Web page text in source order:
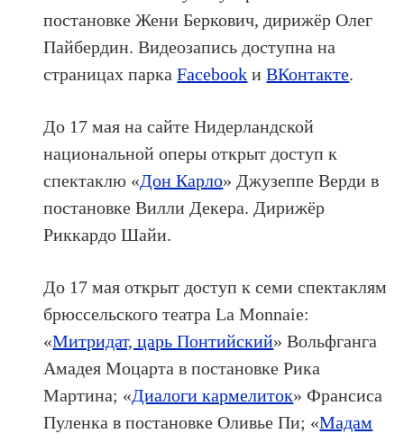
постановке Жени Беркович, дирижёр Олег
Пайбердин. Видеозапись доступна на
страницах паркаFacebook иВКонтакте.
До 17 мая на сайте Нидерландской
национальной оперы открыт доступ к
спектаклю «Дон Карло» Джузеппе Верди в
постановке Вилли Декера. Дирижёр
Риккардо Шайи.
До 17 мая открыт доступ к семи спектаклям
брюссельского театра La Monnaie:
«Митридат, царь Понтийский» Вольфганга
Амадея Моцарта в постановке Рика
Мартина; «Диалоги кармелиток» Франсиса
Пуленка в постановке Оливье Пи; «Мадам